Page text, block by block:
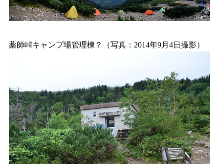
薬師峠キャンプ場管理棟？（写真：2014年9月4日撮影）